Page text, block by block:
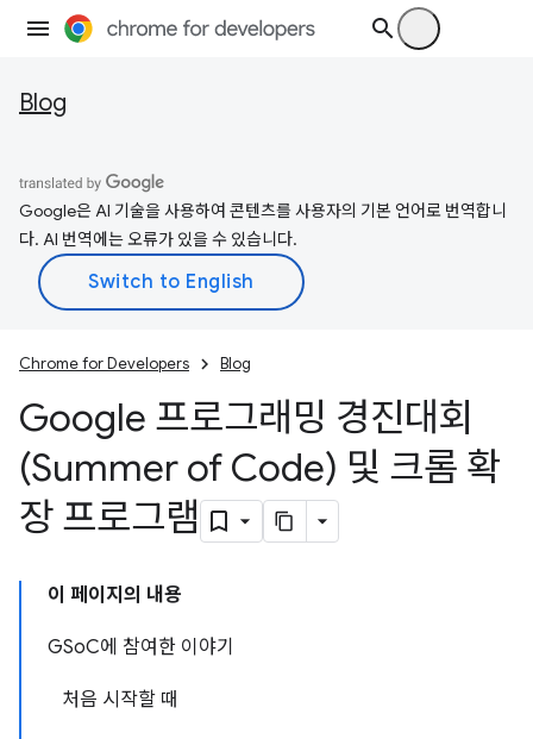
Blog
Google은 AI 기술을 사용하여 콘텐츠를 사용자의 기본 언어로 번역합니
다. AI 번역에는 오류가 있을 수 있습니다.
Chrome for Developers Blog
Google 프로그래밍 경진대회
(Summer of Code) 및 크롬 확
장 프로그램
이 페이지의 내용
GSoC에 참여한 이야기
처음 시작할 때